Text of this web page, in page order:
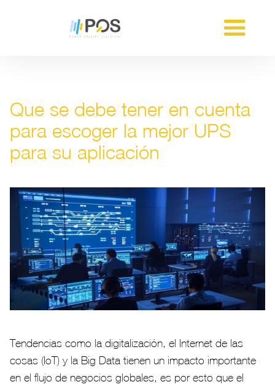
Que se debe tener en cuenta
para escoger la mejor UPS
para su aplicación
Tendencias como la digitalización, el Internet de las
cosas (IoT) y la Big Data tienen un impacto importante
en el flujo de negocios globales, es por esto que el